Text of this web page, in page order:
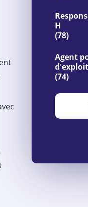
H
(78)
Agent
(74)